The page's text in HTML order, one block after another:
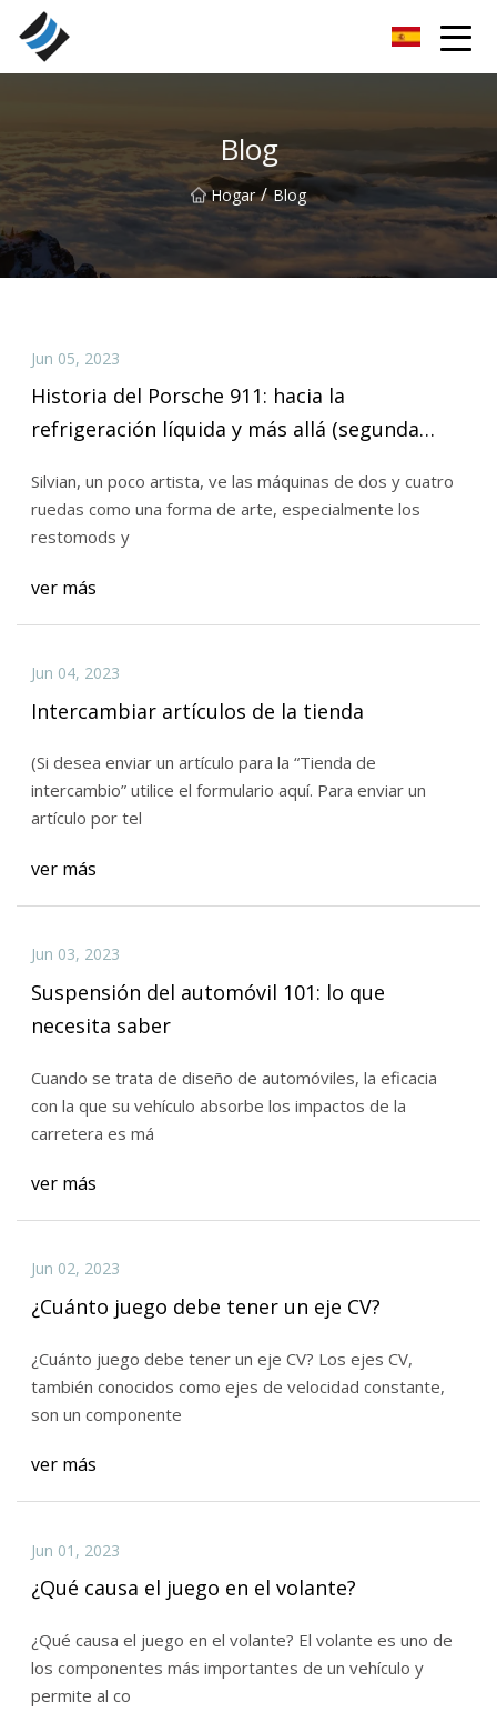
Blog
Hogar / Blog
Jun 05, 2023
Historia del Porsche 911: hacia la
refrigeración líquida y más allá (segunda
Silvian, un poco artista, ve las máquinas de dos y cuatro
ruedas como una forma de arte, especialmente los
restomods y
ver más
Jun 04, 2023
Intercambiar artículos de la tienda
(Si desea enviar un artículo para la “Tienda de
intercambio” utilice el formulario aquí. Para enviar un
artículo por tel
ver más
Jun 03, 2023
Suspensión del automóvil 101: lo que
necesita saber
Cuando se trata de diseño de automóviles, la eficacia
con la que su vehículo absorbe los impactos de la
carretera es má
ver más
Jun 02, 2023
¿Cuánto juego debe tener un eje CV?
¿Cuánto juego debe tener un eje CV? Los ejes CV,
también conocidos como ejes de velocidad constante,
son un componente
ver más
Jun 01, 2023
¿Qué causa el juego en el volante?
¿Qué causa el juego en el volante? El volante es uno de
los componentes más importantes de un vehículo y
permite al co